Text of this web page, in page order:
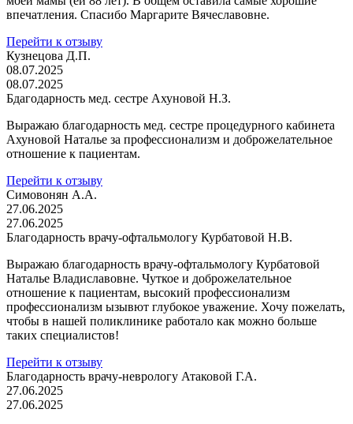
впечатления. Спасибо Маргарите Вячеславовне.
Перейти к отзыву
Кузнецова Д.П.
08.07.2025
08.07.2025
Бдагодарность мед. сестре Ахуновой Н.З.
Выражаю благодарность мед. сестре процедурного кабинета
Ахуновой Наталье за профессионализм и доброжелательное
отношение к пациентам.
Перейти к отзыву
Симовонян А.А.
27.06.2025
27.06.2025
Благодарность врачу-офтальмологу Курбатовой Н.В.
Выражаю благодарность врачу-офтальмологу Курбатовой
Наталье Владиславовне. Чуткое и доброжелательное
отношение к пациентам, высокий профессионализм
профессионализм ызывют глубокое уважение. Хочу пожелать,
чтобы в нашей поликлинике работало как можно больше
таких специалистов!
Перейти к отзыву
Благодарность врачу-неврологу Атаковой Г.А.
27.06.2025
27.06.2025